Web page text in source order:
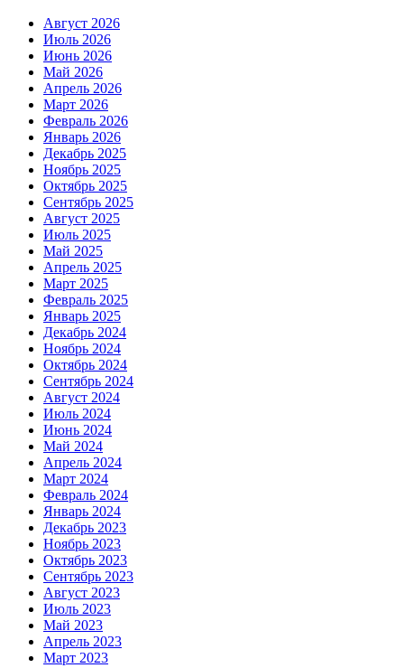
Август 2026
Июль 2026
Июнь 2026
Май 2026
Апрель 2026
Март 2026
Февраль 2026
Январь 2026
Декабрь 2025
Ноябрь 2025
Октябрь 2025
Сентябрь 2025
Август 2025
Июль 2025
Май 2025
Апрель 2025
Март 2025
Февраль 2025
Январь 2025
Декабрь 2024
Ноябрь 2024
Октябрь 2024
Сентябрь 2024
Август 2024
Июль 2024
Июнь 2024
Май 2024
Апрель 2024
Март 2024
Февраль 2024
Январь 2024
Декабрь 2023
Ноябрь 2023
Октябрь 2023
Сентябрь 2023
Август 2023
Июль 2023
Май 2023
Апрель 2023
Март 2023